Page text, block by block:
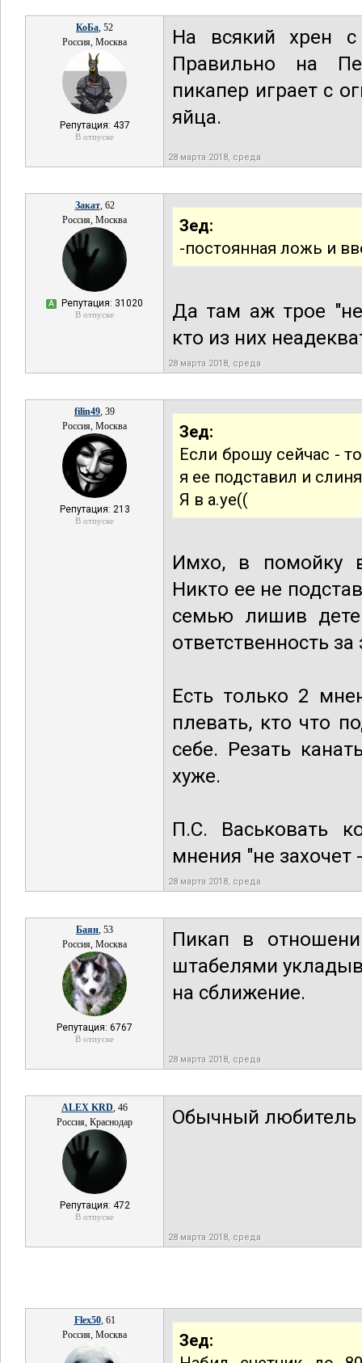
КоБа, 52
Россия, Москва
Репутация: 437
В отпуске
На всякий хрен с
Правильно на
пикапер играет с
яйца.
28 марта 2018, среда
Закат, 62
Россия, Москва
А Репутация: 31020
В отпуске
Зед:
-постоянная ложь и
Да там аж трое
кто из них
28 марта 2018, среда
filin49, 39
Россия, Москва
Репутация: 213
В отпуске
Зед:
Если брошу сейчас -
я ее подставил и
Я в а.уе((
Имхо, в помойку
Никто ее не
семью лишив
ответственность
Есть только 2
плевать, кто что
себе. Резать
хуже.
П.С. Васьковать
мнения "не
28 марта 2018, среда
Баян, 53
Россия, Москва
Репутация: 6767
В отпуске
Пикап в
штабелями
на сближение.
28 марта 2018, среда
ALEX KRD, 46
Россия, Краснодар
Репутация: 472
В отпуске
Обычный
28 марта 2018, среда
Flex50, 61
Россия, Москва
Зед: